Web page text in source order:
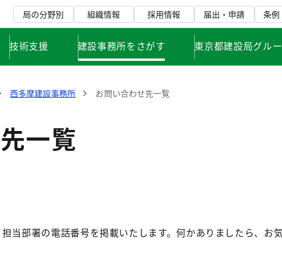
局の分野別 組織情報 採用情報 届出・申請 条例
技術支援 建設事務所をさがす 東京都建設局グル
西多摩建設事務所 お問い合わせ先一覧
一覧
当部署の電話番号を掲載いたします。何かありましたら、お